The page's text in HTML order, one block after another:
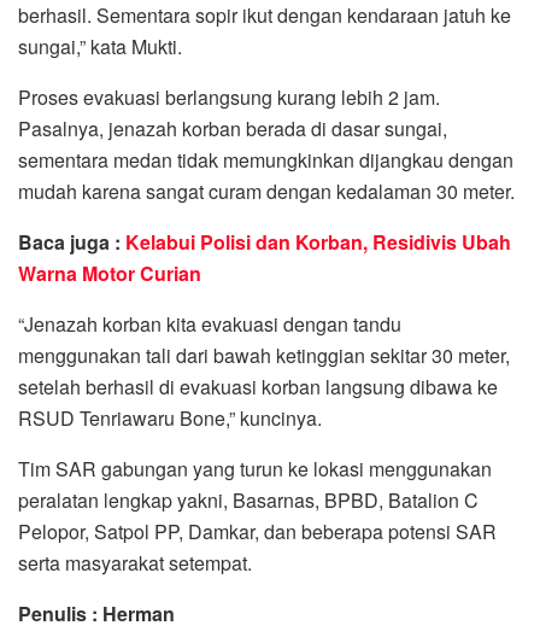
berhasil. Sementara sopir ikut dengan kendaraan jatuh ke
sungai,” kata Mukti.
Proses evakuasi berlangsung kurang lebih 2 jam.
Pasalnya, jenazah korban berada di dasar sungai,
sementara medan tidak memungkinkan dijangkau dengan
mudah karena sangat curam dengan kedalaman 30 meter.
Baca juga : Kelabui Polisi dan Korban, Residivis Ubah
Warna Motor Curian
“Jenazah korban kita evakuasi dengan tandu
menggunakan tali dari bawah ketinggian sekitar 30 meter,
setelah berhasil di evakuasi korban langsung dibawa ke
RSUD Tenriawaru Bone,” kuncinya.
Tim SAR gabungan yang turun ke lokasi menggunakan
peralatan lengkap yakni, Basarnas, BPBD, Batalion C
Pelopor, Satpol PP, Damkar, dan beberapa potensi SAR
serta masyarakat setempat.
Penulis : Herman